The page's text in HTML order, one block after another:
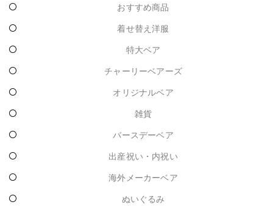
おすすめ商品
着せ替え洋服
特大ベア
チャーリーベアーズ
オリジナルベア
雑貨
バースデーベア
出産祝い・内祝い
海外メーカーベア
ぬいぐるみ